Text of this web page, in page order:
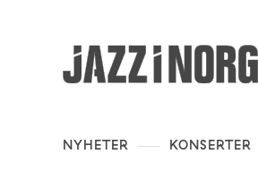
NYHETER KONSERTER